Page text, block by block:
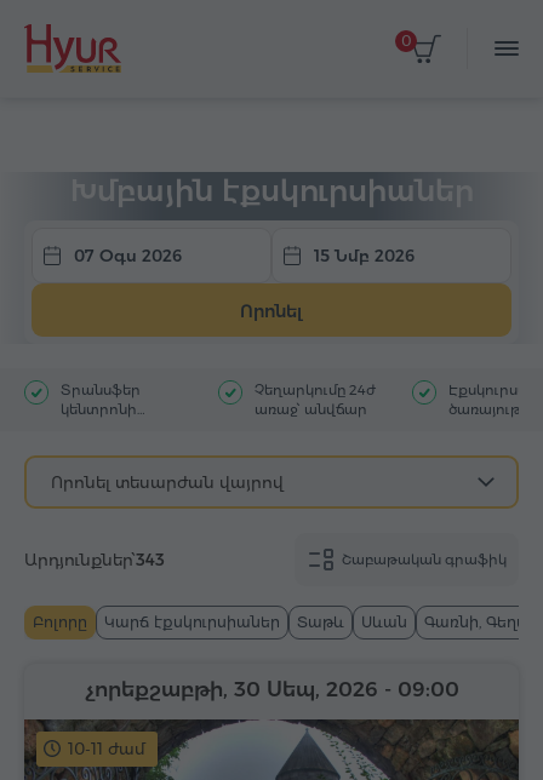
0
Խմբային էքսկուրսիաներ
07 Օգս 2026 15 Նմբ 2026
Որոնել
Տրանսֆեր
կենտրոնի
Չեղարկումը 24ժ
առաջ՝ անվճար
Որոնել տեսարժան վայրով
Շաբաթական գրաֆիկ
Արդյունքներ՝343
Բոլորը Կարճ էքսկուրսիաներ Տաթև Սևան Գառնի,
10-11 ժամ
չորեքշաբթի, 30 Սեպ, 2026 - 09:00